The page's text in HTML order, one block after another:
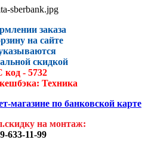
заказа
на сайте
ной скидкой
- 5732
Техника
на монтаж:
633-11-99